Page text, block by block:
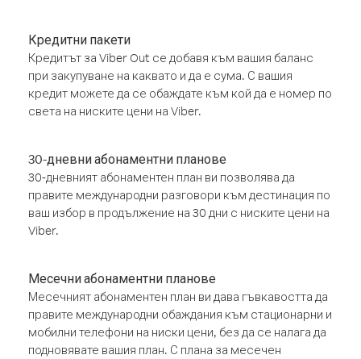
Кредитни пакети
Кредитът за Viber Out се добавя към вашия баланс
при закупуване на каквато и да е сума. С вашия
кредит можете да се обаждате към кой да е номер по
света на ниските цени на Viber.
30-дневни абонаментни планове
30-дневният абонаментен план ви позволява да
правите международни разговори към дестинация по
ваш избор в продължение на 30 дни с ниските цени на
Viber.
Месечни абонаментни планове
Месечният абонаментен план ви дава гъвкавостта да
правите международни обаждания към стационарни и
мобилни телефони на ниски цени, без да се налага да
подновявате вашия план. С плана за месечен